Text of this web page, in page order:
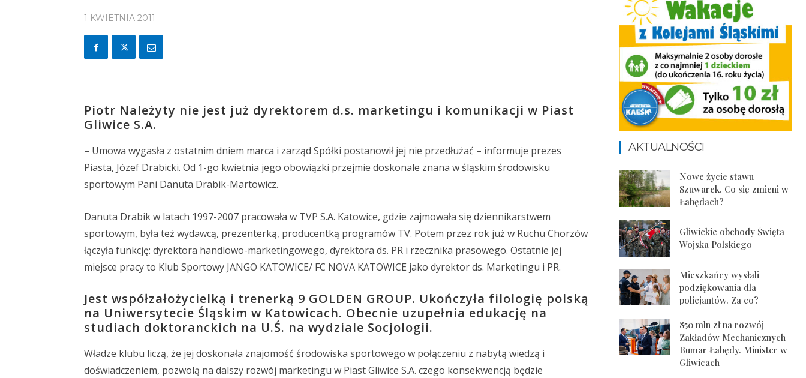
1 KWIETNIA 2011
Piotr Należyty nie jest już dyrektorem d.s. marketingu i komunikacji w Piast
Gliwice S.A.
– Umowa wygasła z ostatnim dniem marca i zarząd Spółki postanowił jej nie przedłużać – informuje prezes
Piasta, Józef Drabicki. Od 1-go kwietnia jego obowiązki przejmie doskonale znana w śląskim środowisku
sportowym Pani Danuta Drabik-Martowicz.
Danuta Drabik w latach 1997-2007 pracowała w TVP S.A. Katowice, gdzie zajmowała się dziennikarstwem
sportowym, była też wydawcą, prezenterką, producentką programów TV. Potem przez rok już w Ruchu Chorzów
łączyła funkcję: dyrektora handlowo-marketingowego, dyrektora ds. PR i rzecznika prasowego. Ostatnie jej
miejsce pracy to Klub Sportowy JANGO KATOWICE/ FC NOVA KATOWICE jako dyrektor ds. Marketingu i PR.
Jest współzałożycielką i trenerką 9 GOLDEN GROUP. Ukończyła filologię polską
na Uniwersytecie Śląskim w Katowicach. Obecnie uzupełnia edukację na
studiach doktoranckich na U.Ś. na wydziale Socjologii.
Władze klubu liczą, że jej doskonała znajomość środowiska sportowego w połączeniu z nabytą wiedzą i
doświadczeniem, pozwolą na dalszy rozwój marketingu w Piast Gliwice S.A. czego konsekwencją będzie
AKTUALNOŚCI
Nowe życie stawu
Szuwarek. Co się zmieni w
Łabędach?
Gliwickie obchody Święta
Wojska Polskiego
Mieszkańcy wysłali
podziękowania dla
policjantów. Za co?
850 mln zł na rozwój
Zakładów Mechanicznych
Bumar Łabędy. Minister w
Gliwicach